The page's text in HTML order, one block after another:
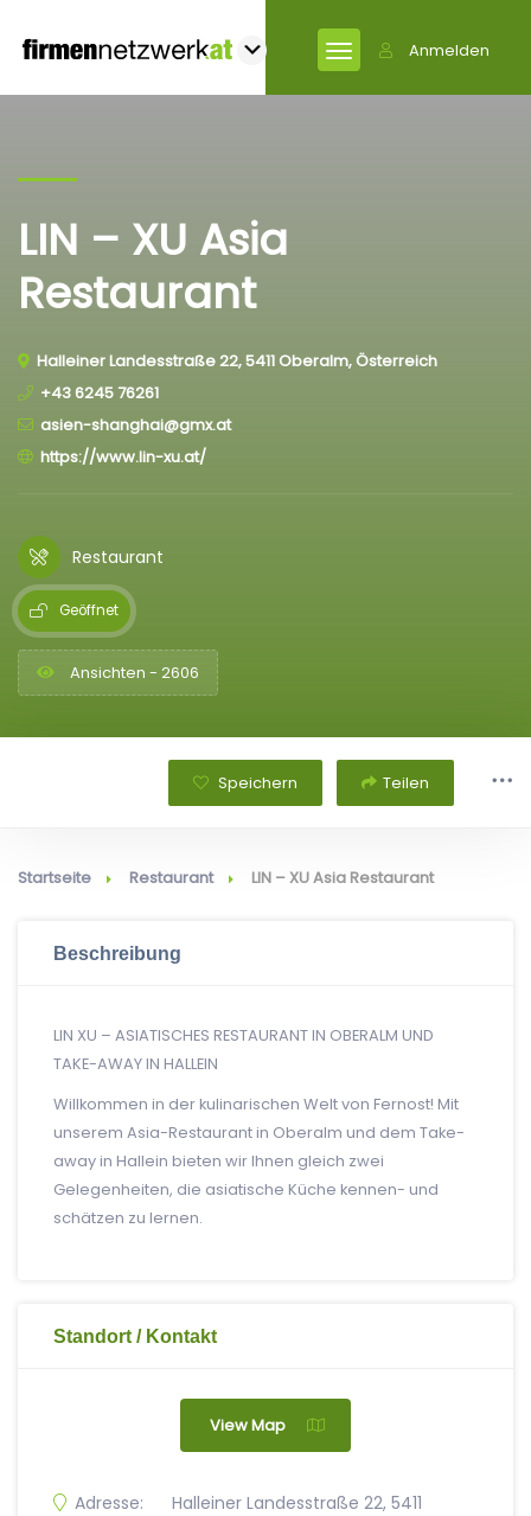
Anmelden
LIN – XU Asia
Restaurant
Halleiner Landesstraße 22, 5411 Oberalm, Österreich
+43 6245 76261
asien-shanghai@gmx.at
https://www.lin-xu.at/
Restaurant
Geöffnet
Ansichten - 2606
Speichern Teilen
Startseite Restaurant LIN – XU Asia Restaurant
Beschreibung
LIN XU – ASIATISCHES RESTAURANT IN OBERALM UND
TAKE-AWAY IN HALLEIN
Willkommen in der kulinarischen Welt von Fernost! Mit
unserem Asia-Restaurant in Oberalm und dem Take-
away in Hallein bieten wir Ihnen gleich zwei
Gelegenheiten, die asiatische Küche kennen- und
schätzen zu lernen.
Standort / Kontakt
View Map
Adresse:
Halleiner Landesstraße 22, 5411